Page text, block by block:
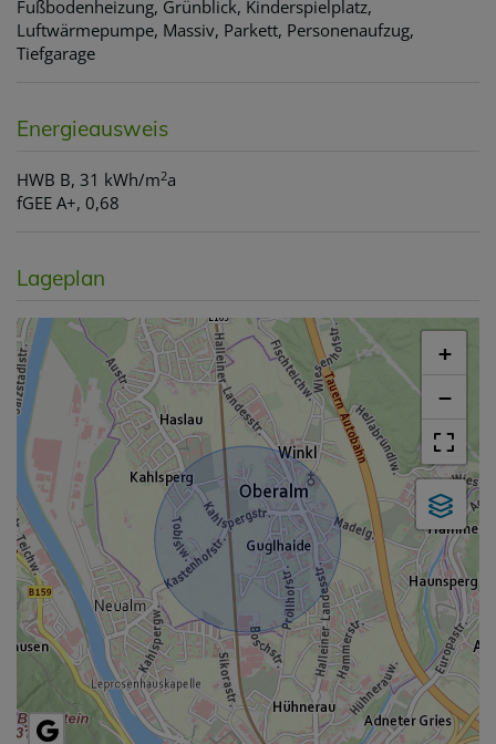
Fußbodenheizung Grünblick Kinderspielplatz
Luftwärmepumpe Massiv Parkett Personenaufzug
Tiefgarage
Energieausweis
HWB B, 31 kWh/m2a
fGEE A+, 0,68
Lageplan
+
−